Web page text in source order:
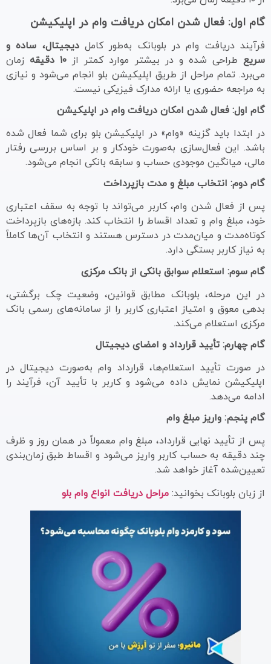
گام اول: فعال شدن امکان دریافت وام در اپلیکیشن
فرآیند دریافت وام در بلوبانک به‌طور کاملدیجیتال، ساده و
سریعطراحی شده و در بیشتر موارد کمتر از ۱۰ دقیقه
زمان
می‌برد. تمام مراحل از طریق اپلیکیشن بلو انجام می‌شود و نیازی
به مراجعه حضوری یا ارائه مدارک فیزیکی نیست.
گام اول: فعال شدن امکان دریافت وام در اپلیکیشن
در ابتدا باید گزینه «وام» در اپلیکیشن بلو برای شما فعال شده
باشد. این فعال‌سازی به‌صورت خودکار و بر اساس بررسی رفتار
مالی، میانگین موجودی حساب و سابقه بانکی انجام می‌شود.
گام دوم: انتخاب مبلغ و مدت بازپرداخت
پس از فعال شدن وام، کاربر می‌تواند با توجه به سقف اعتباری
خود، مبلغ وام و تعداد اقساط را انتخاب کند. بازه‌های بازپرداخت
کوتاه‌مدت و میان‌مدت در دسترس هستند و انتخاب آن‌ها کاملاً
به نیاز کاربر بستگی دارد.
گام سوم: استعلام سوابق بانکی از بانک مرکزی
در این مرحله، بلوبانک مطابق قوانین، وضعیت چک برگشتی،
بدهی معوق و امتیاز اعتباری کاربر را از سامانه‌های رسمی بانک
مرکزی استعلام می‌کند.
گام چهارم: تأیید قرارداد و امضای دیجیتال
در صورت تأیید استعلام‌ها، قرارداد وام به‌صورت دیجیتال در
اپلیکیشن نمایش داده می‌شود و کاربر با تأیید آن، فرآیند را
ادامه می‌دهد.
گام پنجم: واریز مبلغ وام
پس از تأیید نهایی قرارداد، مبلغ وام معمولاً در همان روز و ظرف
چند دقیقه به حساب کاربر واریز می‌شود و اقساط طبق زمان‌بندی
تعیین‌شده آغاز خواهد شد.
از زبان بلوبانک بخوانید: مراحل دریافت انواع وام بلو